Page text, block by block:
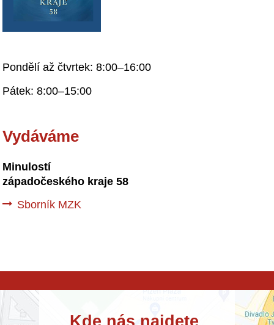
Pondělí až čtvrtek: 8:00–16:00
Pátek: 8:00–15:00
Vydáváme
Minulostí
západočeského kraje 58
Sborník MZK
Kde nás najdete